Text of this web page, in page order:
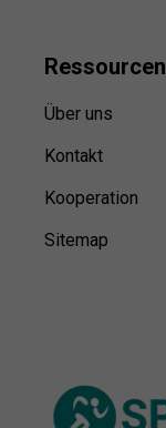
Ressourcen
Über uns
Kontakt
Kooperation
Sitemap